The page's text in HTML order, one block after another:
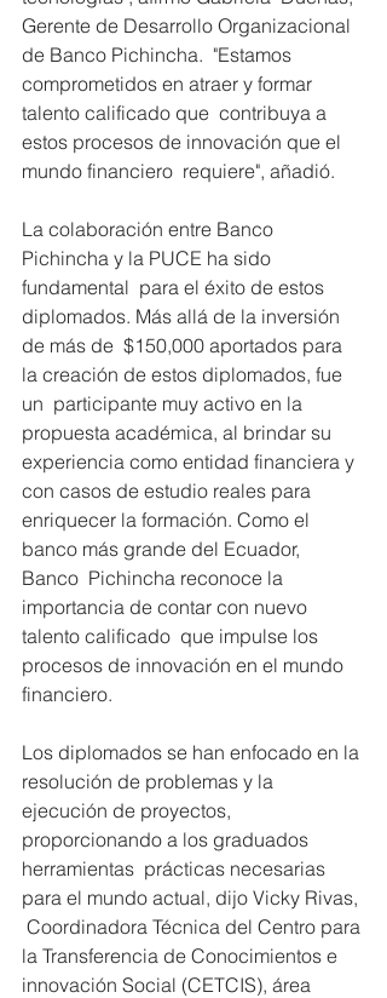
Gerente de Desarrollo Organizacional
de Banco Pichincha.  "Estamos
comprometidos en atraer y formar
talento calificado que  contribuya a
estos procesos de innovación que el
mundo financiero  requiere", añadió.
La colaboración entre Banco
Pichincha y la PUCE ha sido
fundamental  para el éxito de estos
diplomados. Más allá de la inversión
de más de  $150,000 aportados para
la creación de estos diplomados, fue
un  participante muy activo en la
propuesta académica, al brindar su
experiencia como entidad financiera y
con casos de estudio reales para
enriquecer la formación. Como el
banco más grande del Ecuador,
Banco  Pichincha reconoce la
importancia de contar con nuevo
talento calificado  que impulse los
procesos de innovación en el mundo
financiero.
Los diplomados se han enfocado en la
resolución de problemas y la
ejecución de proyectos,
proporcionando a los graduados
herramientas  prácticas necesarias
para el mundo actual, dijo Vicky Rivas,
Coordinadora Técnica del Centro para
la Transferencia de Conocimientos e
innovación Social (CETCIS), área